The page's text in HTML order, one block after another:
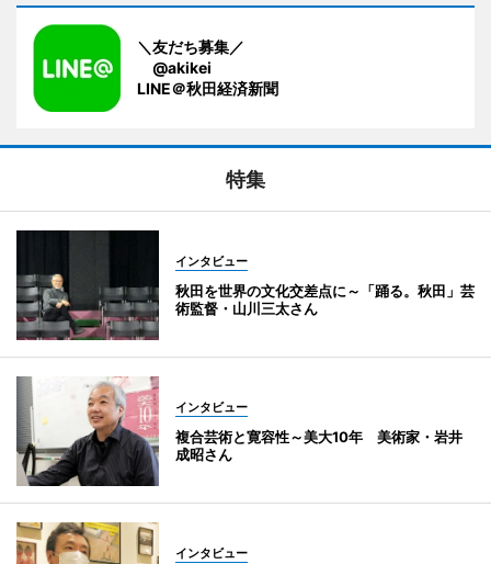
＼友だち募集／
@akikei
LINE＠秋田経済新聞
特集
インタビュー
秋田を世界の文化交差点に～「踊る。秋田」芸
術監督・山川三太さん
インタビュー
複合芸術と寛容性～美大10年 美術家・岩井
成昭さん
インタビュー